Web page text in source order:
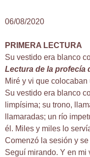
06/08/2020
PRIMERA LECTURA
Su vestido era blanco
Lectura de la profecía
Miré y vi que
Su vestido era blanco
limpísima; su trono,
llamaradas; un río
él. Miles y miles lo
Comenzó la sesión y
Seguí mirando. Y en